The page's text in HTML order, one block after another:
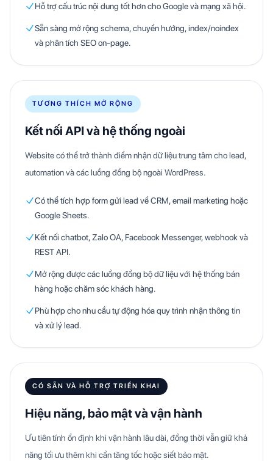
Hỗ trợ cấu trúc nội dung tốt hơn cho Google và mạng xã hội.
Sẵn sàng mở rộng schema, chuyển hướng, index/noindex
và phân tích SEO on-page.
TƯƠNG THÍCH MỞ RỘNG
Kết nối API và hệ thống ngoài
Website có thể trở thành điểm nhận dữ liệu trung tâm cho lead,
automation và các luồng đồng bộ ngoài WordPress.
Có thể tích hợp form gửi lead về CRM, email marketing hoặc
Google Sheets.
Kết nối chatbot, Zalo OA, Facebook Messenger, webhook và
REST API.
Mở rộng được các luồng đồng bộ dữ liệu với hệ thống bán
hàng hoặc chăm sóc khách hàng.
Phù hợp cho nhu cầu tự động hóa quy trình nhận thông tin
và xử lý lead.
CÓ SẴN VÀ HỖ TRỢ TRIỂN KHAI
Hiệu năng, bảo mật và vận hành
Ưu tiên tính ổn định khi vận hành lâu dài, đồng thời vẫn giữ khả
năng tối ưu thêm khi cần tăng tốc hoặc siết bảo mật.